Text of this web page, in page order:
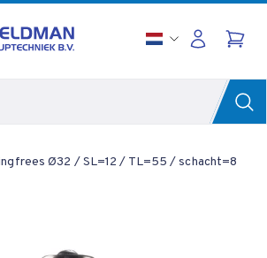
Ø32 / SL=12 / TL=55 / schacht=8